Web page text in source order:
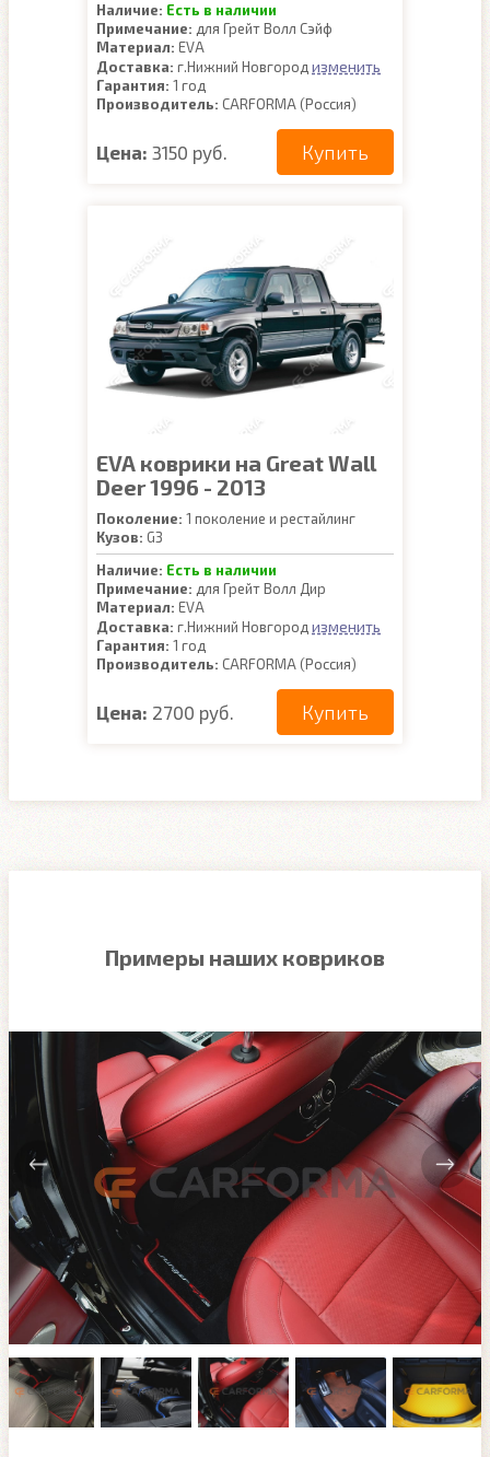
Наличие: Есть в наличии
Примечание: для Грейт Волл Сэйф
Материал: EVA
Доставка: г.Нижний Новгород изменить
Гарантия: 1 год
Производитель: CARFORMA (Россия)
Цена: 3150 руб. Купить
EVA коврики на Great Wall
Deer 1996 - 2013
Поколение: 1 поколение и рестайлинг
Кузов: G3
Наличие: Есть в наличии
Примечание: для Грейт Волл Дир
Материал: EVA
Доставка: г.Нижний Новгород изменить
Гарантия: 1 год
Производитель: CARFORMA (Россия)
Цена: 2700 руб. Купить
Примеры наших ковриков